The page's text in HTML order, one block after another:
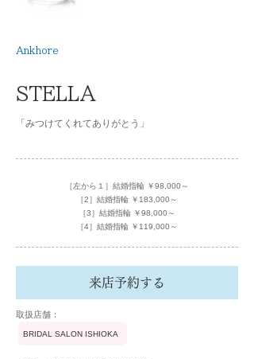
Ankhore
STELLA
「みつけてくれてありがとう」
［左から１］結婚指輪 ￥98,000～
［2］結婚指輪 ￥183,000～
［3］結婚指輪 ￥98,000～
［4］結婚指輪 ￥119,000～
来店予約する
​取扱店舗：
BRIDAL SALON ISHIOKA